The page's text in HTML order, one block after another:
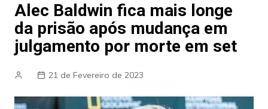
Alec Baldwin fica mais longe
da prisão após mudança em
julgamento por morte em set
21 de Fevereiro de 2023